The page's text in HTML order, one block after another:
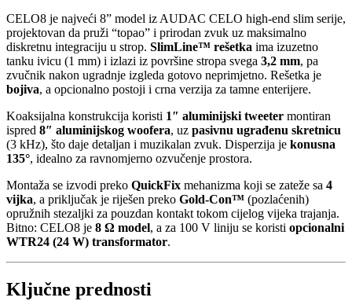
CELO8 je najveći 8” model iz AUDAC CELO high-end slim serije,
projektovan da pruži “topao” i prirodan zvuk uz maksimalno
diskretnu integraciju u strop. SlimLine™ rešetka ima izuzetno
tanku ivicu (1 mm) i izlazi iz površine stropa svega 3,2 mm, pa
zvučnik nakon ugradnje izgleda gotovo neprimjetno. Rešetka je
bojiva, a opcionalno postoji i crna verzija za tamne enterijere.
Koaksijalna konstrukcija koristi 1″ aluminijski tweeter montiran
ispred 8″ aluminijskog woofera, uz pasivnu ugrađenu skretnicu
(3 kHz), što daje detaljan i muzikalan zvuk. Disperzija je konusna
135°, idealno za ravnomjerno ozvučenje prostora.
Montaža se izvodi preko QuickFix mehanizma koji se zateže sa 4
vijka, a priključak je riješen preko Gold-Con™ (pozlaćenih)
opružnih stezaljki za pouzdan kontakt tokom cijelog vijeka trajanja.
Bitno: CELO8 je 8 Ω model, a za 100 V liniju se koristi opcionalni
WTR24 (24 W) transformator.
Ključne prednosti